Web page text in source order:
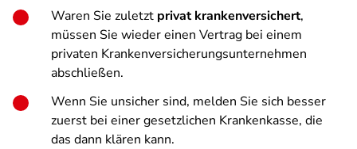
Waren Sie zuletzt privat krankenversichert,
müssen Sie wieder einen Vertrag bei einem
privaten Krankenversicherungsunternehmen
abschließen.
Wenn Sie unsicher sind, melden Sie sich besser
zuerst bei einer gesetzlichen Krankenkasse, die
das dann klären kann.